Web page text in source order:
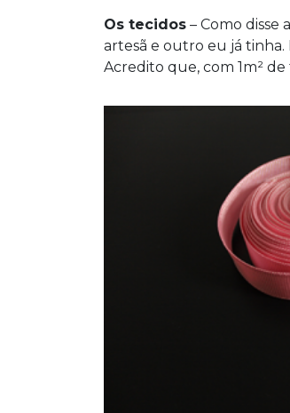
Os tecidos – Como disse
artesã e outro eu já tinha.
Acredito que, com 1m²